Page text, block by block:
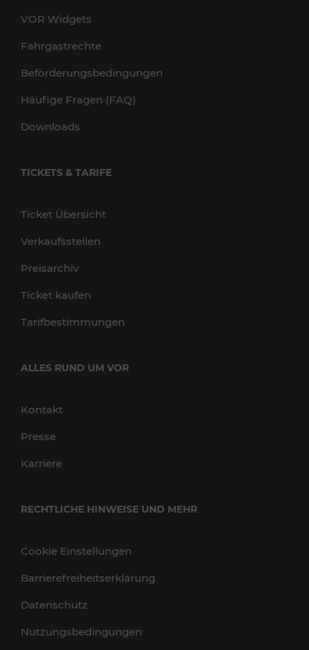
VOR Widgets
Fahrgastrechte
Beförderungsbedingungen
Häufige Fragen (FAQ)
Downloads
TICKETS & TARIFE
Ticket Übersicht
Verkaufsstellen
Preisarchiv
Ticket kaufen
Tarifbestimmungen
ALLES RUND UM VOR
Kontakt
Presse
Karriere
RECHTLICHE HINWEISE UND MEHR
Cookie Einstellungen
Barrierefreiheitserklärung
Datenschutz
Nutzungsbedingungen